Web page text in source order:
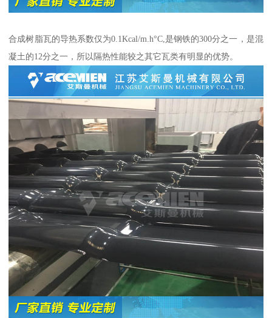
合成树脂瓦的导热系数仅为0.1Kcal/m.h°C,是钢铁的300分之一，是混
凝土的12分之一，所以隔热性能较之其它瓦类有明显的优势。